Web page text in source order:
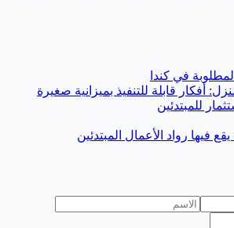
في كندا
أفكار قابلة للتنفيذ بميزانية صغيرة